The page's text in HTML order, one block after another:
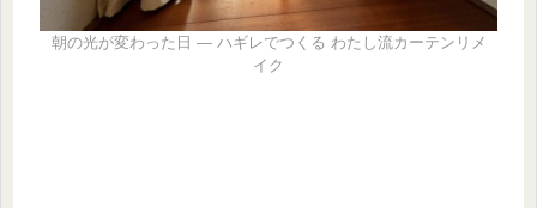
朝の光が変わった日 ― ハギレでつくる わたし流カーテンリメ
イク